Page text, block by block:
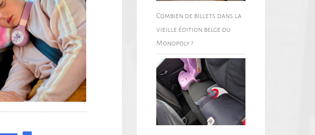
Combien de billets dans la
vieille édition belge du
Monopoly ?